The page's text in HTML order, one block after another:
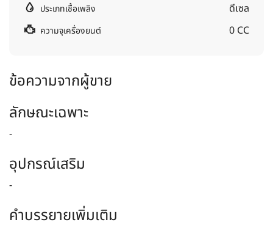
ประเภทเชื้อเพลิง ดีเซล
ความจุเครื่องยนต์ 0 CC
ข้อความจากผู้ขาย
ลักษณะเฉพาะ
-
อุปกรณ์เสริม
-
คำบรรยายเพิ่มเติม